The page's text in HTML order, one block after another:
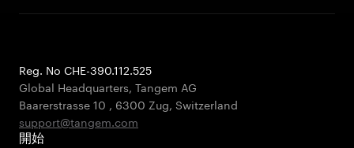
Reg. No CHE-390.112.525
Global Headquarters, Tangem AG
Baarerstrasse 10 , 6300 Zug, Switzerland
support@tangem.com
開始